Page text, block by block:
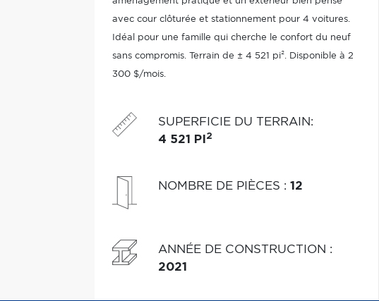
avec cour clôturée et stationnement pour 4 voitures.
Idéal pour une famille qui cherche le confort du neuf
sans compromis. Terrain de ± 4 521 pi². Disponible à 2
300 $/mois.
SUPERFICIE DU TERRAIN:
4 521 PI 2
NOMBRE DE PIÈCES : 12
ANNÉE DE CONSTRUCTION :
2021